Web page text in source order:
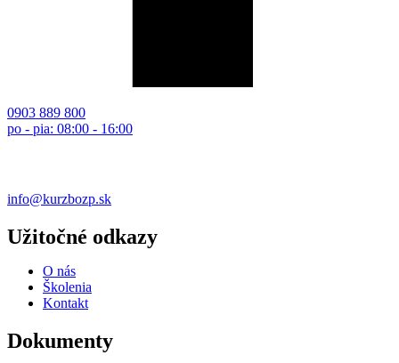
0903 889 800
po - pia: 08:00 - 16:00
info@kurzbozp.sk
Užitočné odkazy
O nás
Školenia
Kontakt
Dokumenty